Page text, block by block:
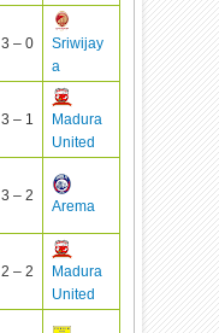
3 – 0
Sriwijay
a
3 – 1
Madura
United
3 – 2
Arema
2 – 2
Madura
United